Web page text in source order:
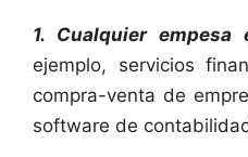
1. Cualquier empesa
ejemplo, servicios
compra-venta de
software de